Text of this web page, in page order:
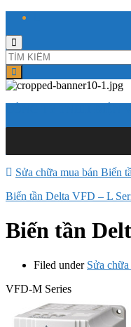
Toggle
search
form
CÔNG TY TNHH ĐIỆN
Sửa chữa mua bán Biến
Biến tần Delta VFD – L
Biến tần
Filed under Sửa
VFD-M Series